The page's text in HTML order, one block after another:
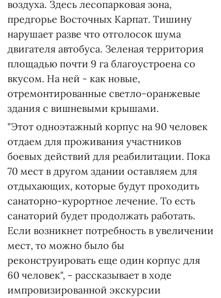
воздуха. Здесь лесопарковая зона,
предгорье Восточных Карпат. Тишину
нарушает разве что отголосок шума
двигателя автобуса. Зеленая территория
площадью почти 9 га благоустроена со
вкусом. На ней - как новые,
отремонтированные светло-оранжевые
здания с вишневыми крышами.
"Этот одноэтажный корпус на 90 человек
отдаем для проживания участников
боевых действий для реабилитации. Пока
70 мест в другом здании оставляем для
отдыхающих, которые будут проходить
санаторно-курортное лечение. То есть
санаторий будет продолжать работать.
Если возникнет потребность в увеличении
мест, то можно было бы
реконструировать еще один корпус для
60 человек", - рассказывает в ходе
импровизированной экскурсии